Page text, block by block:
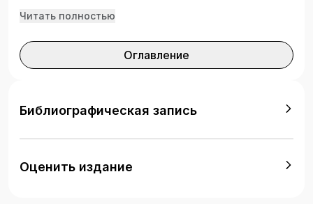
технологической схемы очистной станции.
сооружений, принципы их работы и методики
расчета; приведены даны примеры расчетов
и профилей высотного расположения
может быть использовано при изучении
дисциплин «Очистка и контроль качества
природных и сточных вод», «Проектирование
Читать полностью
Оглавление
Библиографическая запись
Оценить издание